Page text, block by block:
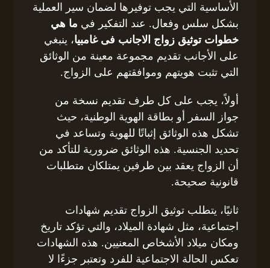
الأساسية التي يجب توفيرها لضمان سير العملية
بشكل سلس وفعال. عند التفكير في ما هي
خطوات توثيق زواج الاجانب فى غامبيا، ينبغي
على الأجانب تقديم مجموعة معينة من الوثائق
التي تثبت هويتهم وموافقتهم على الزواج.
أولاً، يجب على كل طرف تقديم نسخة من
جواز السفر أو بطاقة الهوية الوطنية، حيث
تشكل هذه الوثائق إثباتًا للهوية وتساعد في
تحديد الجنسية. هذه الوثائق ضرورية للتأكد من
أن الزواج يعقد بين طرفين يمتلكان متطلبات
قانونية صحيحة.
ثانيًا، يتطلب توثيق الزواج تقديم شهادات
اجتماعية، مثل شهادة الميلاد، والتي تؤكد تاريخ
ومكان ميلاد الأشخاص المعنيين. هذه الشهادات
تعكس الحالة الاجتماعية للفرد وتعتبر جزءًا لا